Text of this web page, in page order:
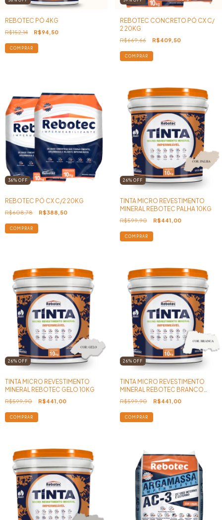
REBOTEC PÓ 4KG
R$152,14 R$94,50
REBOTEC CONCRETO PÓ CX C/
2 20KG
R$669,66 R$409,50
36% OFF
REBOTEC PÓ CX C/2 20KG
R$608,78 R$388,50
26% OFF
TINTA MICRO REVESTIMENTO
MINERAL REBOTEC PALHA 10KG
R$599,90 R$441,00
26% OFF
TINTA MICRO REVESTIMENTO
MINERAL REBOTEC GELO 10KG
R$599,90 R$441,00
26% OFF
TINTA MICRO REVESTIMENTO
MINERAL REBOTEC BRANCO
10KG
R$599,90 R$441,00